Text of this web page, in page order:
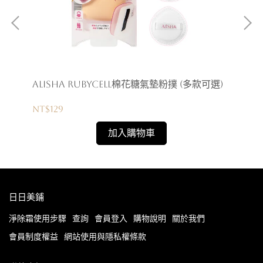
AliSHA RUBYCELL棉花糖氣墊粉撲 (多款可選)
NT$129
加入購物車
日日美鋪
淨除霜使用步驟 查詢 會員登入 購物說明
關於我們
會員制度權益
網站使用與隱私權條款